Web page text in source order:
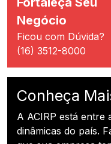
Negócio
Ficou com Dúvida?
(16) 3512-8000
Conheça
A ACIRP está entre
dinâmicas do país.